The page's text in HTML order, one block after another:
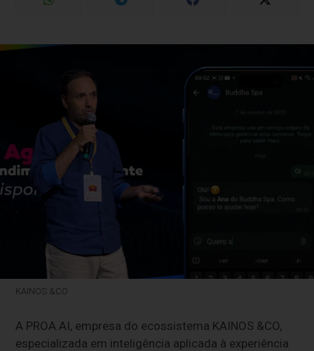
KAINOS &CO
A PROA.AI, empresa do ecossistema KAINOS &CO,
especializada em inteligência aplicada à experiência